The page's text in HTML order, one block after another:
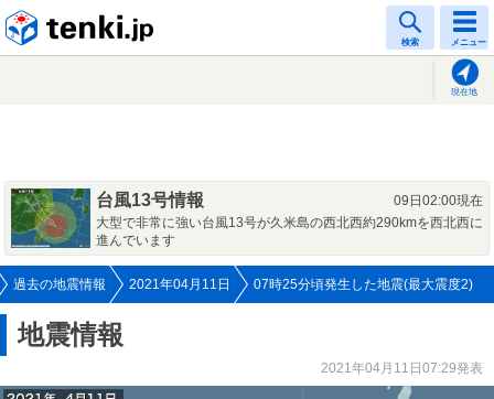
検索 メニュー
現在地
台風13号情報
09日02:00現在
大型で非常に強い台風13号が久米島の西北西約290kmを西北西に
進んでいます
過去の地震情報 2021年04月11日 07時25分頃発生した地震(最大震度2)
地震情報
2021年04月11日07:29発表